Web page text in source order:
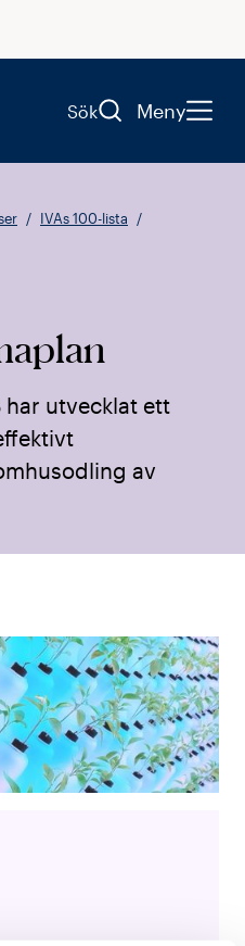
Sök Meny
IVAs 100-lista
har utvecklat ett
av